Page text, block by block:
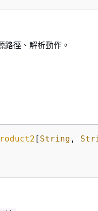
路徑、解析動作。
[ String ,